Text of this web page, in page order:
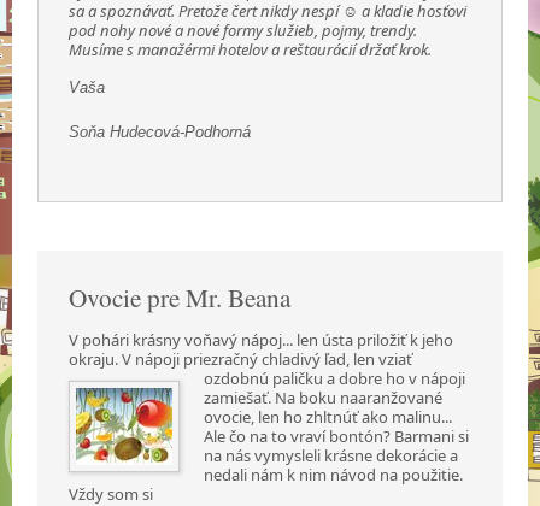
sa a spoznávať. Pretože čert nikdy nespí ☺ a kladie hosťovi
pod nohy nové a nové formy služieb, pojmy, trendy.
Musíme s manažérmi hotelov a reštaurácií držať krok.
Vaša
Soňa Hudecová-Podhorná
Ovocie pre Mr. Beana
V pohári krásny voňavý nápoj... len ústa priložiť k jeho
okraju. V nápoji priezračný chladivý ľad, len vziať
ozdobnú paličku a dobre ho v nápoji
zamiešať. Na boku naaranžované
ovocie, len ho zhltnúť ako malinu...
Ale čo na to vraví bontón? Barmani si
na nás vymysleli krásne dekorácie a
nedali nám k nim návod na použitie.
Vždy som si